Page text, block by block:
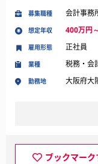
募集職種 会計事務
想定年収 400万円
業種 税務・会
勤務地 大阪府大
雇用形態 正社員
ブックマーク